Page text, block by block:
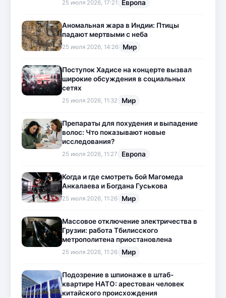
25 июля 2026, 17:21 Европа
Аномальная жара в Индии: Птицы
падают мертвыми с неба
25 июля 2026, 14:26 Мир
Поступок Хадисе на концерте вызвал
широкие обсуждения в социальных
сетях
25 июля 2026, 11:32 Мир
Препараты для похудения и выпадение
волос: Что показывают новые
исследования?
25 июля 2026, 11:27 Европа
Когда и где смотреть бой Магомеда
Анкалаева и Богдана Гуськова
25 июля 2026, 11:26 Мир
Массовое отключение электричества в
Грузии: работа Тбилисского
метрополитена приостановлена
25 июля 2026, 11:26 Мир
Подозрение в шпионаже в штаб-
квартире НАТО: арестован человек
китайского происхождения